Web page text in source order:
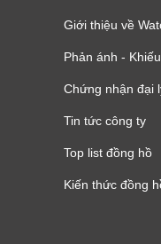
Giới thiệu về
Phản ánh -
Chứng nhận đại
Tin tức công ty
Top list đồng hồ
Kiến thức đồng